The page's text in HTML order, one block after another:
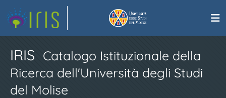
IRIS Catalogo Istituzionale della
Ricerca dell'Università degli Studi
del Molise